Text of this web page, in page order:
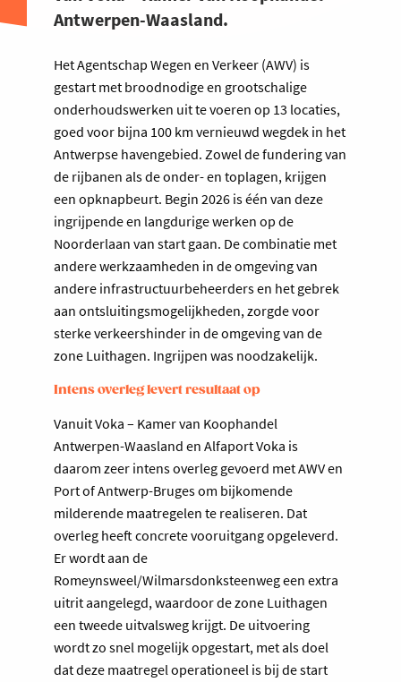
Antwerpen-Waasland.
Het Agentschap Wegen en Verkeer (AWV) is
gestart met broodnodige en grootschalige
onderhoudswerken uit te voeren op 13 locaties,
goed voor bijna 100 km vernieuwd wegdek in het
Antwerpse havengebied. Zowel de fundering van
de rijbanen als de onder- en toplagen, krijgen
een opknapbeurt. Begin 2026 is één van deze
ingrijpende en langdurige werken op de
Noorderlaan van start gaan. De combinatie met
andere werkzaamheden in de omgeving van
andere infrastructuurbeheerders en het gebrek
aan ontsluitingsmogelijkheden, zorgde voor
sterke verkeershinder in de omgeving van de
zone Luithagen. Ingrijpen was noodzakelijk.
Intens overleg levert resultaat op
Vanuit Voka – Kamer van Koophandel
Antwerpen-Waasland en Alfaport Voka is
daarom zeer intens overleg gevoerd met AWV en
Port of Antwerp-Bruges om bijkomende
milderende maatregelen te realiseren. Dat
overleg heeft concrete vooruitgang opgeleverd.
Er wordt aan de
Romeynsweel/Wilmarsdonksteenweg een extra
uitrit aangelegd, waardoor de zone Luithagen
een tweede uitvalsweg krijgt. De uitvoering
wordt zo snel mogelijk opgestart, met als doel
dat deze maatregel operationeel is bij de start